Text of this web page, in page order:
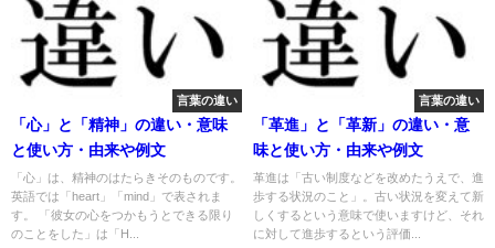
言葉の違い
「心」と「精神」の違い・意味
と使い方・由来や例文
「心」は、精神のはたらきそのものです。
英語では「heart」「mind」で表されま
す。 「彼女の心をつかもうとできる限り
のことをした」は「H...
言葉の違い
「革進」と「革新」の違い・意
味と使い方・由来や例文
革進は「古い制度などを改めたうえで、進
歩する状況のこと」。古い状況を変えて新
しくするという意味で使いますけど、それ
に対して進歩するという評価...